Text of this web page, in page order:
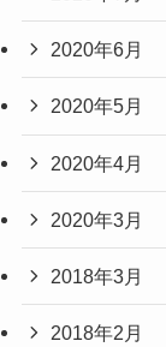
2020年6月
2020年5月
2020年4月
2020年3月
2018年3月
2018年2月